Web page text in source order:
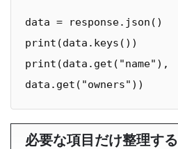
data = response.json()
print(data.keys())
print(data.get("name"),
data.get("owners"))
必要な項目だけ整理する